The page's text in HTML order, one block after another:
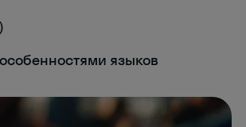
языков